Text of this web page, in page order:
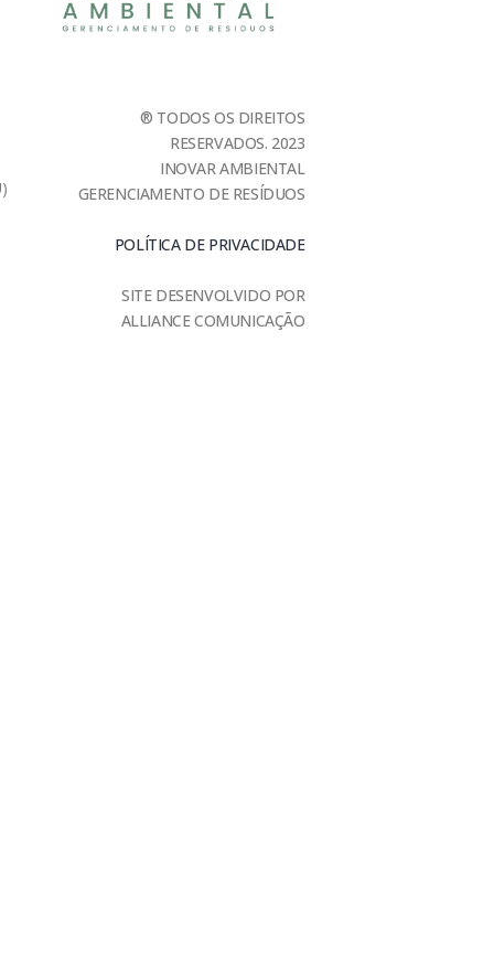
® TODOS OS DIREITOS
RESERVADOS. 2023
INOVAR AMBIENTAL
GERENCIAMENTO DE RESÍDUOS
POLÍTICA DE PRIVACIDADE
SITE DESENVOLVIDO POR
ALLIANCE COMUNICAÇÃO